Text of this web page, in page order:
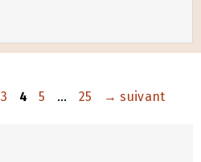
Page
3 Page
4 Page
5 … Page
25 → suivant